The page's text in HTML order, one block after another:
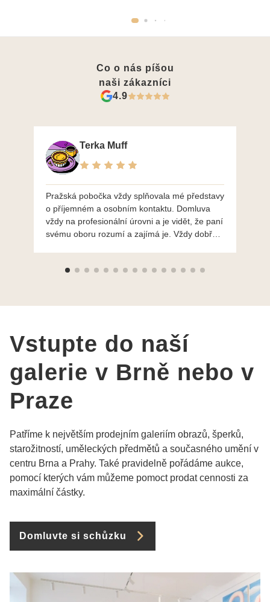
Co o nás píšou
naši zákazníci
4.9
Terka Muff
Pražská pobočka vždy splňovala mé představy
o příjemném a osobním kontaktu. Domluva
vždy na profesionální úrovni a je vidět, že paní
svému oboru rozumí a zajímá je. Vždy dobře a
výběru, jak už bylo napsáno - na požádání
Vstupte do naší
galerie v Brně nebo v
Praze
Patříme k největším prodejním galeriím obrazů, šperků,
starožitností, uměleckých předmětů a současného umění v
centru Brna a Prahy. Také pravidelně pořádáme aukce,
pomocí kterých vám můžeme pomoct prodat cennosti za
maximální částky.
Domluvte si schůzku